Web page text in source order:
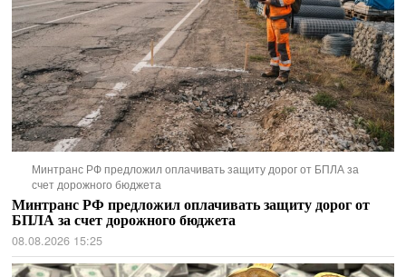
Минтранс РФ предложил оплачивать защиту дорог от БПЛА за
счет дорожного бюджета
Минтранс РФ предложил оплачивать защиту дорог от
БПЛА за счет дорожного бюджета
08.08.2026 15:25